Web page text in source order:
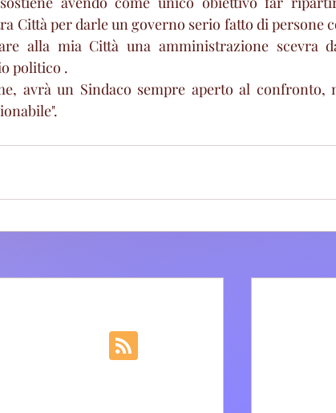
Città per darle un governo serio fatto di persone
alla mia Città una amministrazione scevra
politico .
avrà un Sindaco sempre aperto al confronto,